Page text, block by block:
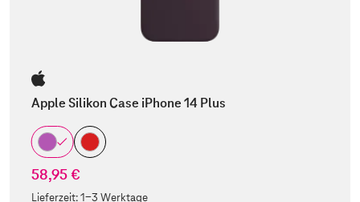
Apple Silikon Case iPhone 14 Plus
58,95 €
Lieferzeit:1-3 Werktage